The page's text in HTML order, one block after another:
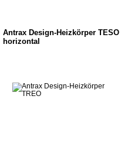
Antrax Design-Heizkörper TESO
horizontal